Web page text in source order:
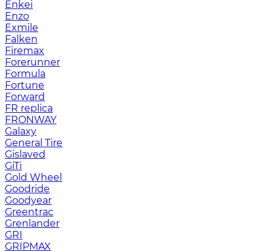
Enkei
Enzo
Exmile
Falken
Firemax
Forerunner
Formula
Fortune
Forward
FR replica
FRONWAY
Galaxy
General Tire
Gislaved
GiTi
Gold Wheel
Goodride
Goodyear
Greentrac
Grenlander
GRI
GRIPMAX